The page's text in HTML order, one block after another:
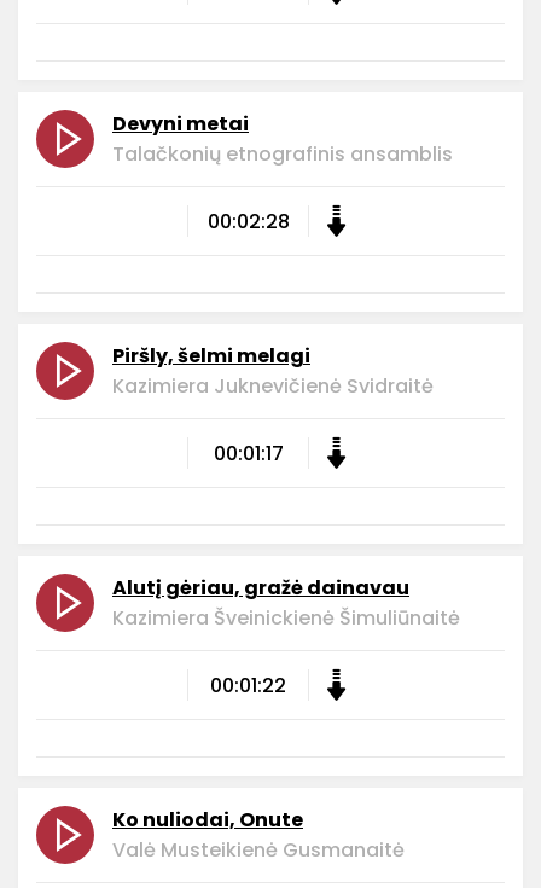
Devyni metai
Talačkonių etnografinis ansamblis
00:02:28
Piršly, šelmi melagi
Kazimiera Juknevičienė Svidraitė
00:01:17
Alutį gėriau, gražė dainavau
Kazimiera Šveinickienė Šimuliūnaitė
00:01:22
Ko nuliodai, Onute
Valė Musteikienė Gusmanaitė